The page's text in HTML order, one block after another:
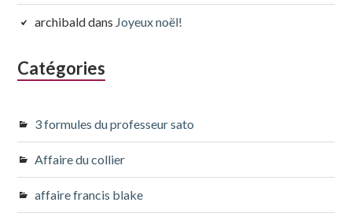
archibalddans Joyeux noël!
Catégories
3 formules du professeur sato
Affaire du collier
affaire francis blake